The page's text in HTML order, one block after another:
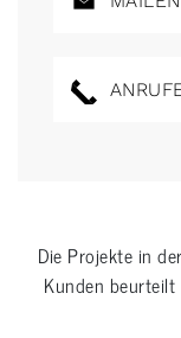
Die Projekte in
Kunden